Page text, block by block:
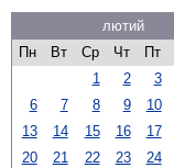
лютий
Пн
Вт Ср Чт Пт
1
2 3
6
7 8 9 10
13
14 15 16 17
20
21 22 23 24